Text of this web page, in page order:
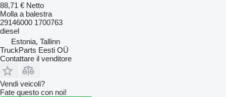
88,71 € Netto
Molla a balestra
29146000 1700763
diesel
Estonia, Tallinn
TruckParts Eesti OÜ
Contattare il venditore
Vendi veicoli?
Fate questo con noi!